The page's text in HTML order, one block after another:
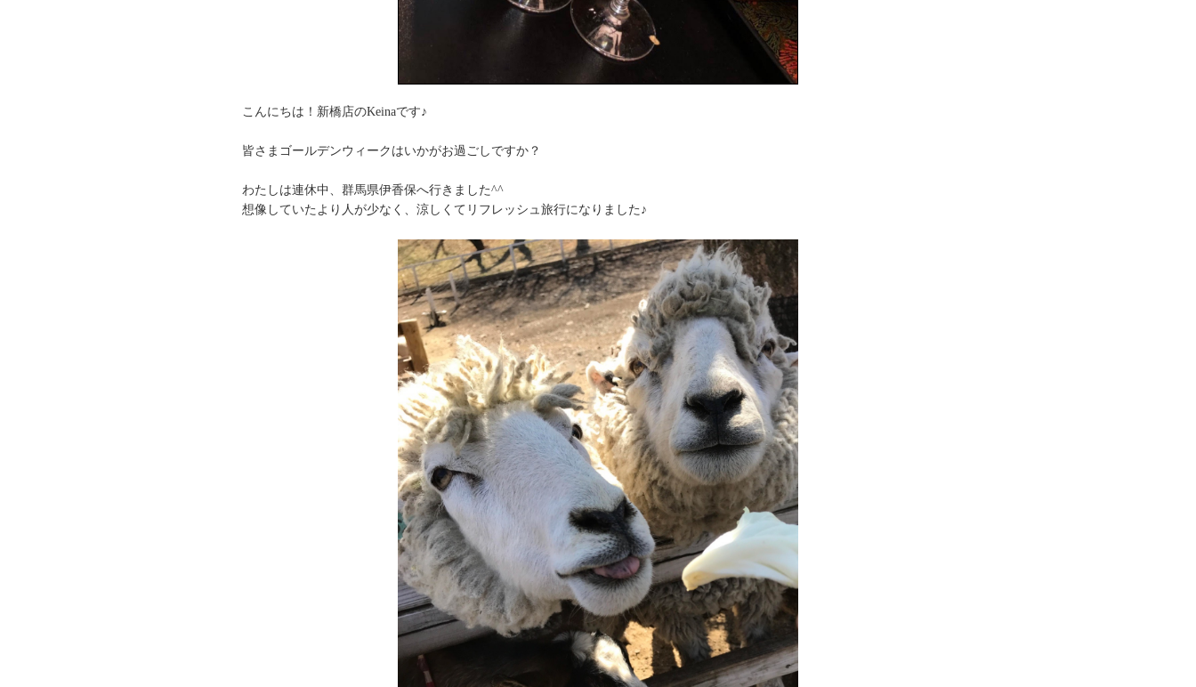
こんにちは！新橋店のKeinaです♪
皆さまゴールデンウィークはいかがお過ごしですか？
わたしは連休中、群馬県伊香保へ行きました^^
想像していたより人が少なく、涼しくてリフレッシュ旅行になりました♪